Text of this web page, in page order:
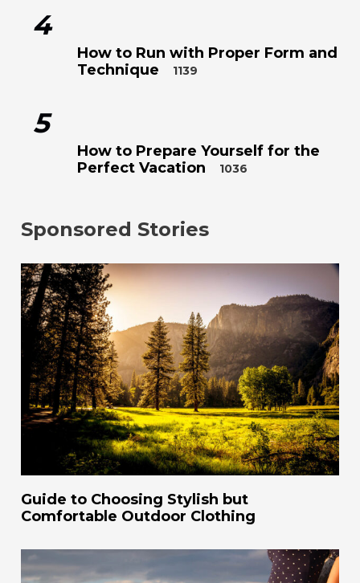
4
How to Run with Proper Form and
Technique
1139
5
How to Prepare Yourself for the
Perfect Vacation
1036
Sponsored Stories
Guide to Choosing Stylish but
Comfortable Outdoor Clothing